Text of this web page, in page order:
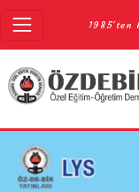
1985'ten